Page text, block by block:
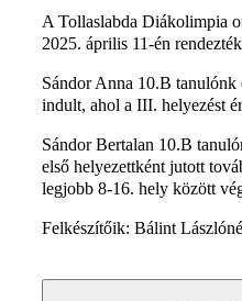
A Tollaslabda Diákolimpia
2025. április 11-én
Sándor Anna 10.B
indult, ahol a III. helyezést
Sándor Bertalan 10.B
első helyezettként jutott
legjobb 8-16. hely között
Felkészítőik: Bálint